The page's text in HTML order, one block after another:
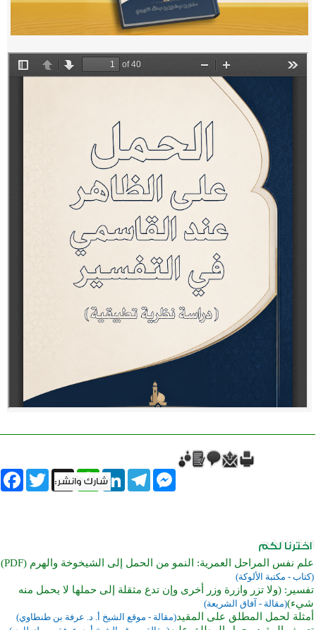
Twitter X
WhatsAppLinkedInTelegram
Messenger
علم نفس المراحل العمرية: النمو من الحمل إلى الشيخوخة والهرم (PDF)
(كتاب - مكتبة الألوكة)
تفسير: (ولا تزر وازرة وزر أخرى وإن تدع مثقلة إلى حملها لا يحمل منه
شيء)(مقالة - آفاق الشريعة)
أمثلة لحمل المطلق على المقيد(مقالة - موقع الشيخ أ. د. عرفة بن طنطاوي)